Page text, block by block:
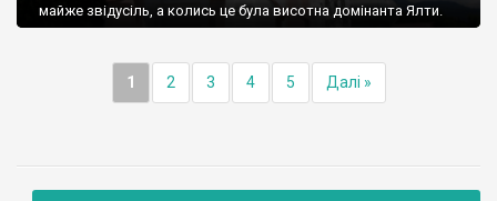
майже звідусіль, а колись це була висотна домінанта Ялти.
1 2 3 4 5 Далі »